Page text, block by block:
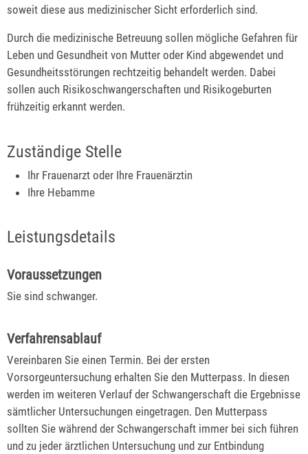
soweit diese aus medizinischer Sicht erforderlich sind.
Durch die medizinische Betreuung sollen mögliche Gefahren für
Leben und Gesundheit von Mutter oder Kind abgewendet und
Gesundheitsstörungen rechtzeitig behandelt werden. Dabei
sollen auch Risikoschwangerschaften und Risikogeburten
frühzeitig erkannt werden.
Zuständige Stelle
Ihr Frauenarzt oder Ihre Frauenärztin
Ihre Hebamme
Leistungsdetails
Voraussetzungen
Sie sind schwanger.
Verfahrensablauf
Vereinbaren Sie einen Termin. Bei der ersten
Vorsorgeuntersuchung erhalten Sie den Mutterpass. In diesen
werden im weiteren Verlauf der Schwangerschaft die Ergebnisse
sämtlicher Untersuchungen eingetragen. Den Mutterpass
sollten Sie während der Schwangerschaft immer bei sich führen
und zu jeder ärztlichen Untersuchung und zur Entbindung